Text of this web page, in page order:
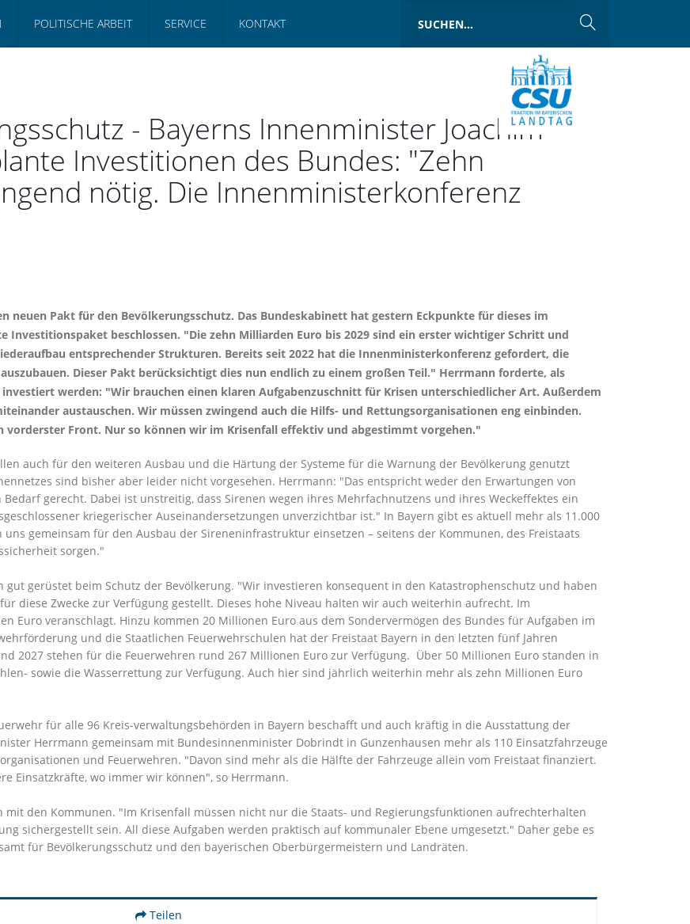
POLITISCHE ARBEIT SERVICE KONTAKT
- Bayerns Innenminister Joachim
Investitionen des Bundes: "Zehn
nötig. Die Innenministerkonferenz
neuen Pakt für den Bevölkerungsschutz. Das Bundeskabinett hat gestern Eckpunkte für dieses im
Investitionspaket beschlossen. "Die zehn Milliarden Euro bis 2029 sind ein erster wichtiger Schritt und
entsprechender Strukturen. Bereits seit 2022 hat die Innenministerkonferenz gefordert, die
Dieser Pakt berücksichtigt dies nun endlich zu einem großen Teil." Herrmann forderte, als
werden: "Wir brauchen einen klaren Aufgabenzuschnitt für Krisen unterschiedlicher Art. Außerdem
austauschen. Wir müssen zwingend auch die Hilfs- und Rettungsorganisationen eng einbinden.
vorderster Front. Nur so können wir im Krisenfall effektiv und abgestimmt vorgehen."
auch für den weiteren Ausbau und die Härtung der Systeme für die Warnung der Bevölkerung genutzt
sind bisher aber leider nicht vorgesehen. Herrmann: "Das entspricht weder den Erwartungen von
gerecht. Dabei ist unstreitig, dass Sirenen wegen ihres Mehrfachnutzens und ihres Weckeffektes ein
kriegerischer Auseinandersetzungen unverzichtbar ist." In Bayern gibt es aktuell mehr als 11.000
gemeinsam für den Ausbau der Sireneninfrastruktur einsetzen – seitens der Kommunen, des Freistaats
sorgen."
gerüstet beim Schutz der Bevölkerung. "Wir investieren konsequent in den Katastrophenschutz und haben
diese Zwecke zur Verfügung gestellt. Dieses hohe Niveau halten wir auch weiterhin aufrecht. Im
Euro veranschlagt. Hinzu kommen 20 Millionen Euro aus dem Sondervermögen des Bundes für Aufgaben im
und die Staatlichen Feuerwehrschulen hat der Freistaat Bayern in den letzten fünf Jahren
2027 stehen für die Feuerwehren rund 267 Millionen Euro zur Verfügung. Über 50 Millionen Euro standen in
sowie die Wasserrettung zur Verfügung. Auch hier sind jährlich weiterhin mehr als zehn Millionen Euro
für alle 96 Kreis-verwaltungsbehörden in Bayern beschafft und auch kräftig in die Ausstattung der
Herrmann gemeinsam mit Bundesinnenminister Dobrindt in Gunzenhausen mehr als 110 Einsatzfahrzeuge
und Feuerwehren. "Davon sind mehr als die Hälfte der Fahrzeuge allein vom Freistaat finanziert.
Einsatzkräfte, wo immer wir können", so Herrmann.
den Kommunen. "Im Krisenfall müssen nicht nur die Staats- und Regierungsfunktionen aufrechterhalten
sichergestellt sein. All diese Aufgaben werden praktisch auf kommunaler Ebene umgesetzt." Daher gebe es
für Bevölkerungsschutz und den bayerischen Oberbürgermeistern und Landräten.
Teilen